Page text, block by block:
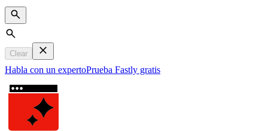
Search
Clear
Habla con un expertoPrueba Fastly gratis